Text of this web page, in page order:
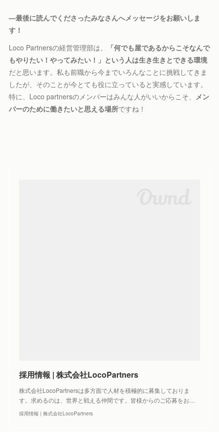
—最後に読んでくださったみなさんへメッセージをお願いしま
す！
Loco Partnersの経営管理部は、
「何でも屋であるからこそなんで
もやりたい！やってみたい！」という人は生き生きとできる環境
だと思います。私も前職から今までいろんなことに挑戦してきま
したが、そのことが今とても役に立っていると実感しています。
特に、Loco partnersのメンバーはみんな人がいいからこそ、 メン
バーのために働きたいと思える場所ですね！
採用情報 | 株式会社LocoPartners
株式会社LocoPartnersは多方面で人材を積極的に募集しておりま
す。求めるのは、世界と戦える仲間です。皆様からのご応募をお…
採用情報 | 株式会社LocoPartners